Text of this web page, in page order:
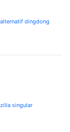
alternatif dingdong
singular